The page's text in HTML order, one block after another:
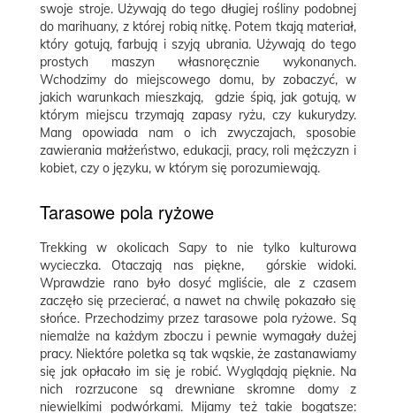
swoje stroje. Używają do tego długiej rośliny podobnej
do marihuany, z której robią nitkę. Potem tkają materiał,
który gotują, farbują i szyją ubrania. Używają do tego
prostych maszyn własnoręcznie wykonanych.
Wchodzimy do miejscowego domu, by zobaczyć, w
jakich warunkach mieszkają, gdzie śpią, jak gotują, w
którym miejscu trzymają zapasy ryżu, czy kukurydzy.
Mang opowiada nam o ich zwyczajach, sposobie
zawierania małżeństwo, edukacji, pracy, roli mężczyzn i
kobiet, czy o języku, w którym się porozumiewają.
Tarasowe pola ryżowe
Trekking w okolicach Sapy to nie tylko kulturowa
wycieczka. Otaczają nas piękne, górskie widoki.
Wprawdzie rano było dosyć mgliście, ale z czasem
zaczęło się przecierać, a nawet na chwilę pokazało się
słońce. Przechodzimy przez tarasowe pola ryżowe. Są
niemalże na każdym zboczu i pewnie wymagały dużej
pracy. Niektóre poletka są tak wąskie, że zastanawiamy
się jak opłacało im się je robić. Wyglądają pięknie. Na
nich rozrzucone są drewniane skromne domy z
niewielkimi podwórkami. Mijamy też takie bogatsze: